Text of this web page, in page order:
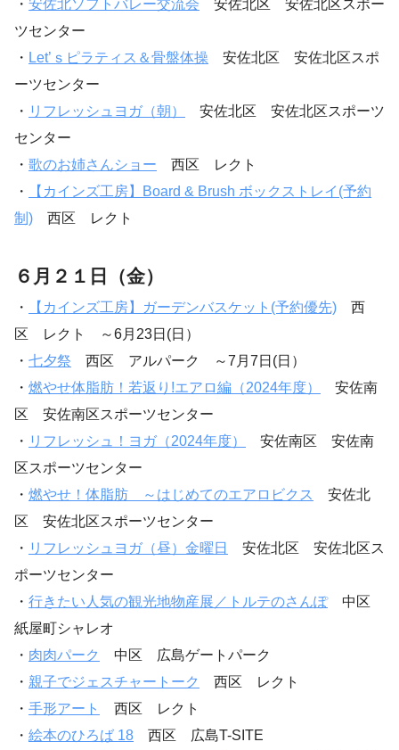
・ 安佐北ソフトバレー交流会 安佐北区 安佐北区スポー
ツセンター
・ Let’ｓピラティス＆骨盤体操 安佐北区 安佐北区スポ
ーツセンター
・ リフレッシュヨガ（朝）
安佐北区 安佐北区スポーツ
センター
・ 歌のお姉さんショー 西区 レクト
・
【カインズ工房】Board & Brush ボックストレイ(予約
制) 西区 レクト
６月２１日（金）
・ 【カインズ工房】ガーデンバスケット(予約優先) 西
区 レクト ～6月23日(日）
・ 七夕祭 西区 アルパーク ～7月7日(日）
・ 燃やせ体脂肪！若返り!エアロ編（2024年度）
安佐南
区 安佐南区スポーツセンター
・ リフレッシュ！ヨガ（2024年度）
安佐南区 安佐南
区スポーツセンター
・ 燃やせ！体脂肪 ～はじめてのエアロビクス
安佐北
区 安佐北区スポーツセンター
・ リフレッシュヨガ（昼）金曜日
安佐北区 安佐北区ス
ポーツセンター
・ 行きたい人気の観光地物産展／トルテのさんぽ中区
紙屋町シャレオ
・ 肉肉パーク
中区 広島ゲートパーク
・ 親子でジェスチャートーク
西区 レクト
・ 手形アート
西区 レクト
・ 絵本のひろば 18 西区 広島T-SITE